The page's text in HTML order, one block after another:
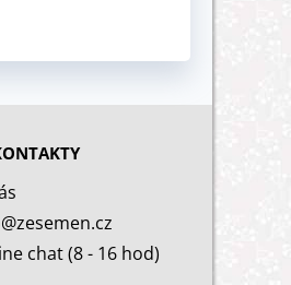
chat (8 - 16 hod)